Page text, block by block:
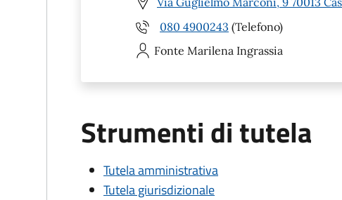
080 4900243 (Telefono)
Fonte Marilena Ingrassia
Strumenti di tutela
Tutela amministrativa
Tutela giurisdizionale